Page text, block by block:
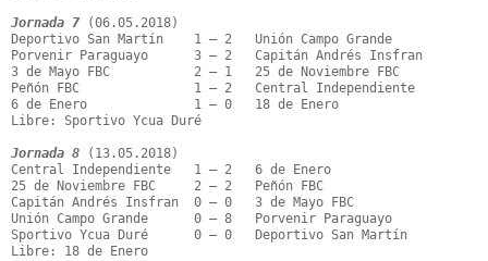
Jornada 7 (06.05.2018)
Deportivo San Martín    1 – 2   Unión Campo Grande
Porvenir Paraguayo      3 – 2   Capitán Andrés Insfran
3 de Mayo FBC           2 – 1   25 de Noviembre FBC
Peñón FBC               1 – 2   Central Independiente
6 de Enero              1 – 0   18 de Enero
Libre: Sportivo Ycua Duré
Jornada 8 (13.05.2018)
Central Independiente   1 – 2   6 de Enero
25 de Noviembre FBC     2 – 2   Peñón FBC
Capitán Andrés Insfran  0 – 0   3 de Mayo FBC
Unión Campo Grande      0 – 8   Porvenir Paraguayo
Sportivo Ycua Duré      0 – 0   Deportivo San Martín
Libre: 18 de Enero